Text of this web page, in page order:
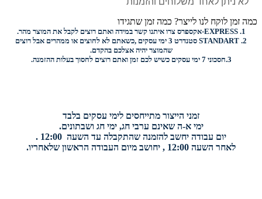
כמה זמן לוקח לנו לייצר? כמה זמן שתגידו
1.
EXPRESS- אקספרס צרו איתנו קשר במידה ואתם רוצים לקבל את המוצר מהר.
2.
STANDART
סטנדרט 3 ימי עסקים ,כשאתם לא לחוצים או ממהרים אבל רוצים
שהמוצר יהיה אצלכם בהקדם.
3. חסכוני7 ימי עסקים כשיש לכם זמן ואתם רוצים לחסוך בעלות ההזמנה.
זמני הייצור מתייחסים לימי עסקים בלבד
ימי א-ה שאינם ערבי חג, ימי חג ושבתונים.
יום עבודה יחשב להזמנה שהתקבלה עד השעה 12:00 .
לאחר השעה 12:00 , יחושב מיום העבודה הראשון שלאחריו.